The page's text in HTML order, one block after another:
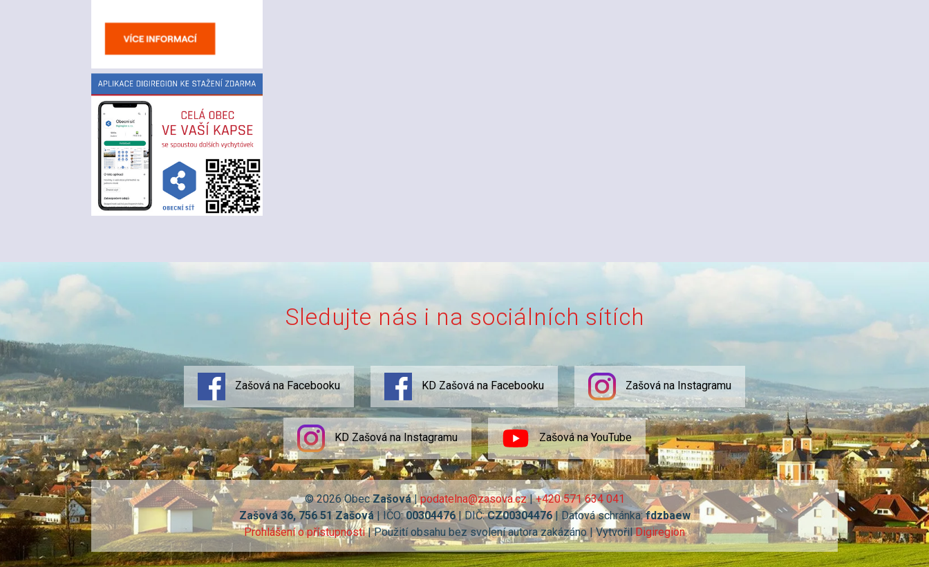
Sledujte nás i na sociálních sítích
Zašová na Facebooku KD Zašová na Facebooku Zašová na Instagramu
KD Zašová na Instagramu Zašová na YouTube
© 2026 ObecZašová|podatelna@zasova.cz|+420 571 634 041
Zašová 36, 756 51 Zašová| IČO:00304476| DIČ:CZ00304476| Datová schránka:fdzbaew
Prohlášení o přístupnosti| Použití obsahu bez svolení autora zakázáno | VytvořilDigiregion